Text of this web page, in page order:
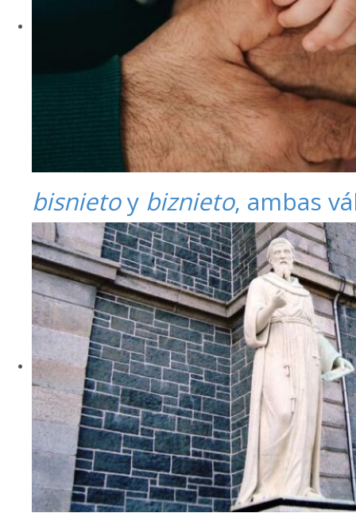
bisnietoy biznieto, ambas